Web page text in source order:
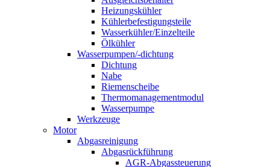
Heizungskühler
Kühlerbefestigungsteile
Wasserkühler/Einzelteile
Ölkühler
Wasserpumpen/-dichtung
Dichtung
Nabe
Riemenscheibe
Thermomanagementmodul
Wasserpumpe
Werkzeuge
Motor
Abgasreinigung
Abgasrückführung
AGR-Abgassteuerung